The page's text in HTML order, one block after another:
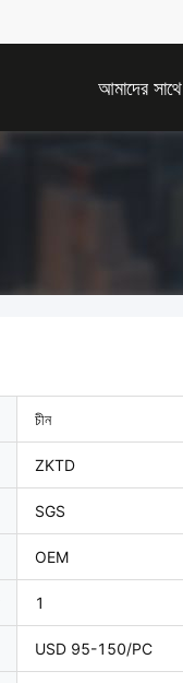
আমাদের সাথে
চীন
ZKTD
SGS
OEM
1
USD 95-150/PC